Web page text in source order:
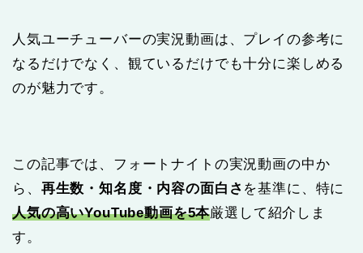
人気ユーチューバーの実況動画は、プレイの参考に
なるだけでなく、観ているだけでも十分に楽しめる
のが魅力です。
この記事では、フォートナイトの実況動画の中か
ら、 再生数・知名度・内容の面白さ を基準に、特に
人気の高いYouTube動画を5本厳選して紹介しま
す。